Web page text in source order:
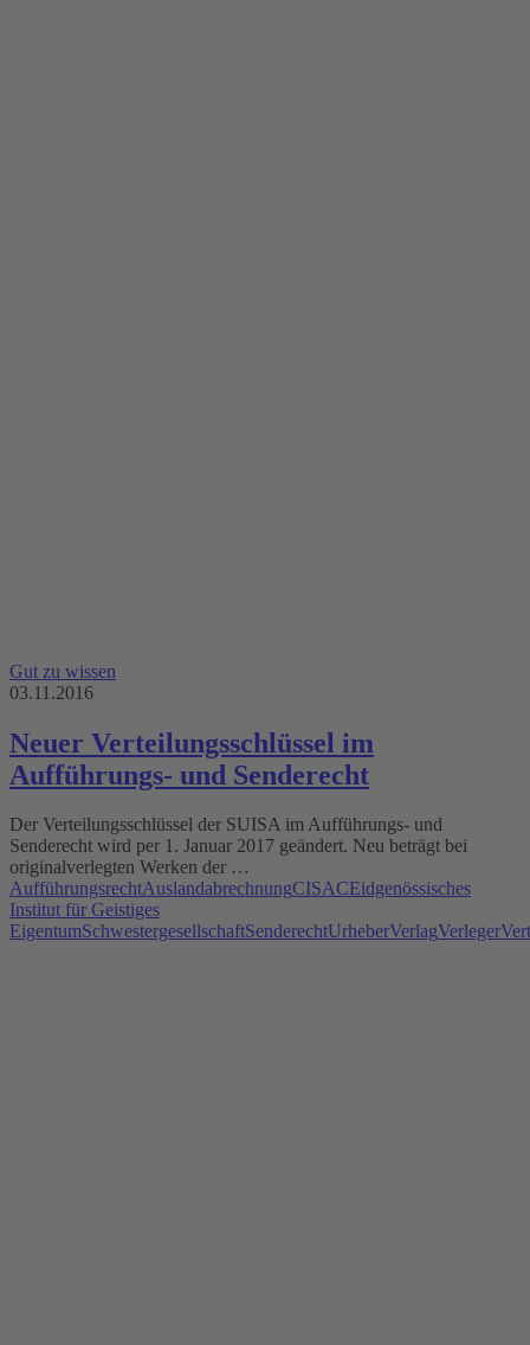
Gut zu wissen
03.11.2016
Neuer Verteilungsschlüssel im
Aufführungs- und Senderecht
Der Verteilungsschlüssel der SUISA im Aufführungs- und
Senderecht wird per 1. Januar 2017 geändert. Neu beträgt bei
originalverlegten Werken der …
AufführungsrechtAuslandabrechnungCISACEidgenössisches
Institut für Geistiges
EigentumSchwestergesellschaftSenderechtUrheberVerlagVerleger